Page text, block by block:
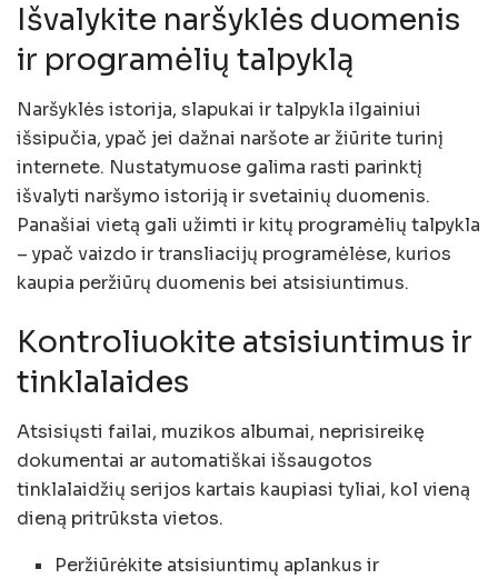
Išvalykite naršyklės duomenis
ir programėlių talpyklą
Naršyklės istorija, slapukai ir talpykla ilgainiui
išsipučia, ypač jei dažnai naršote ar žiūrite turinį
internete. Nustatymuose galima rasti parinktį
išvalyti naršymo istoriją ir svetainių duomenis.
Panašiai vietą gali užimti ir kitų programėlių talpykla
– ypač vaizdo ir transliacijų programėlėse, kurios
kaupia peržiūrų duomenis bei atsisiuntimus.
Kontroliuokite atsisiuntimus ir
tinklalaides
Atsisiųsti failai, muzikos albumai, neprisireikę
dokumentai ar automatiškai išsaugotos
tinklalaidžių serijos kartais kaupiasi tyliai, kol vieną
dieną pritrūksta vietos.
Peržiūrėkite atsisiuntimų aplankus ir